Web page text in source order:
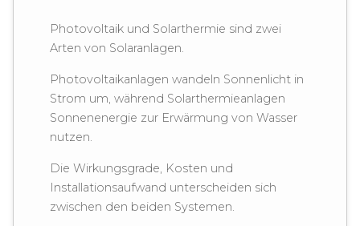
Photovoltaik und Solarthermie sind zwei
Arten von Solaranlagen.
Photovoltaikanlagen wandeln Sonnenlicht in
Strom um, während Solarthermieanlagen
Sonnenenergie zur Erwärmung von Wasser
nutzen.
Die Wirkungsgrade, Kosten und
Installationsaufwand unterscheiden sich
zwischen den beiden Systemen.